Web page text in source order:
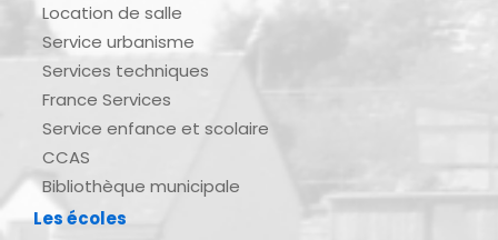
Location de salle
Service urbanisme
Services techniques
France Services
Service enfance et scolaire
CCAS
Bibliothèque municipale
Les écoles